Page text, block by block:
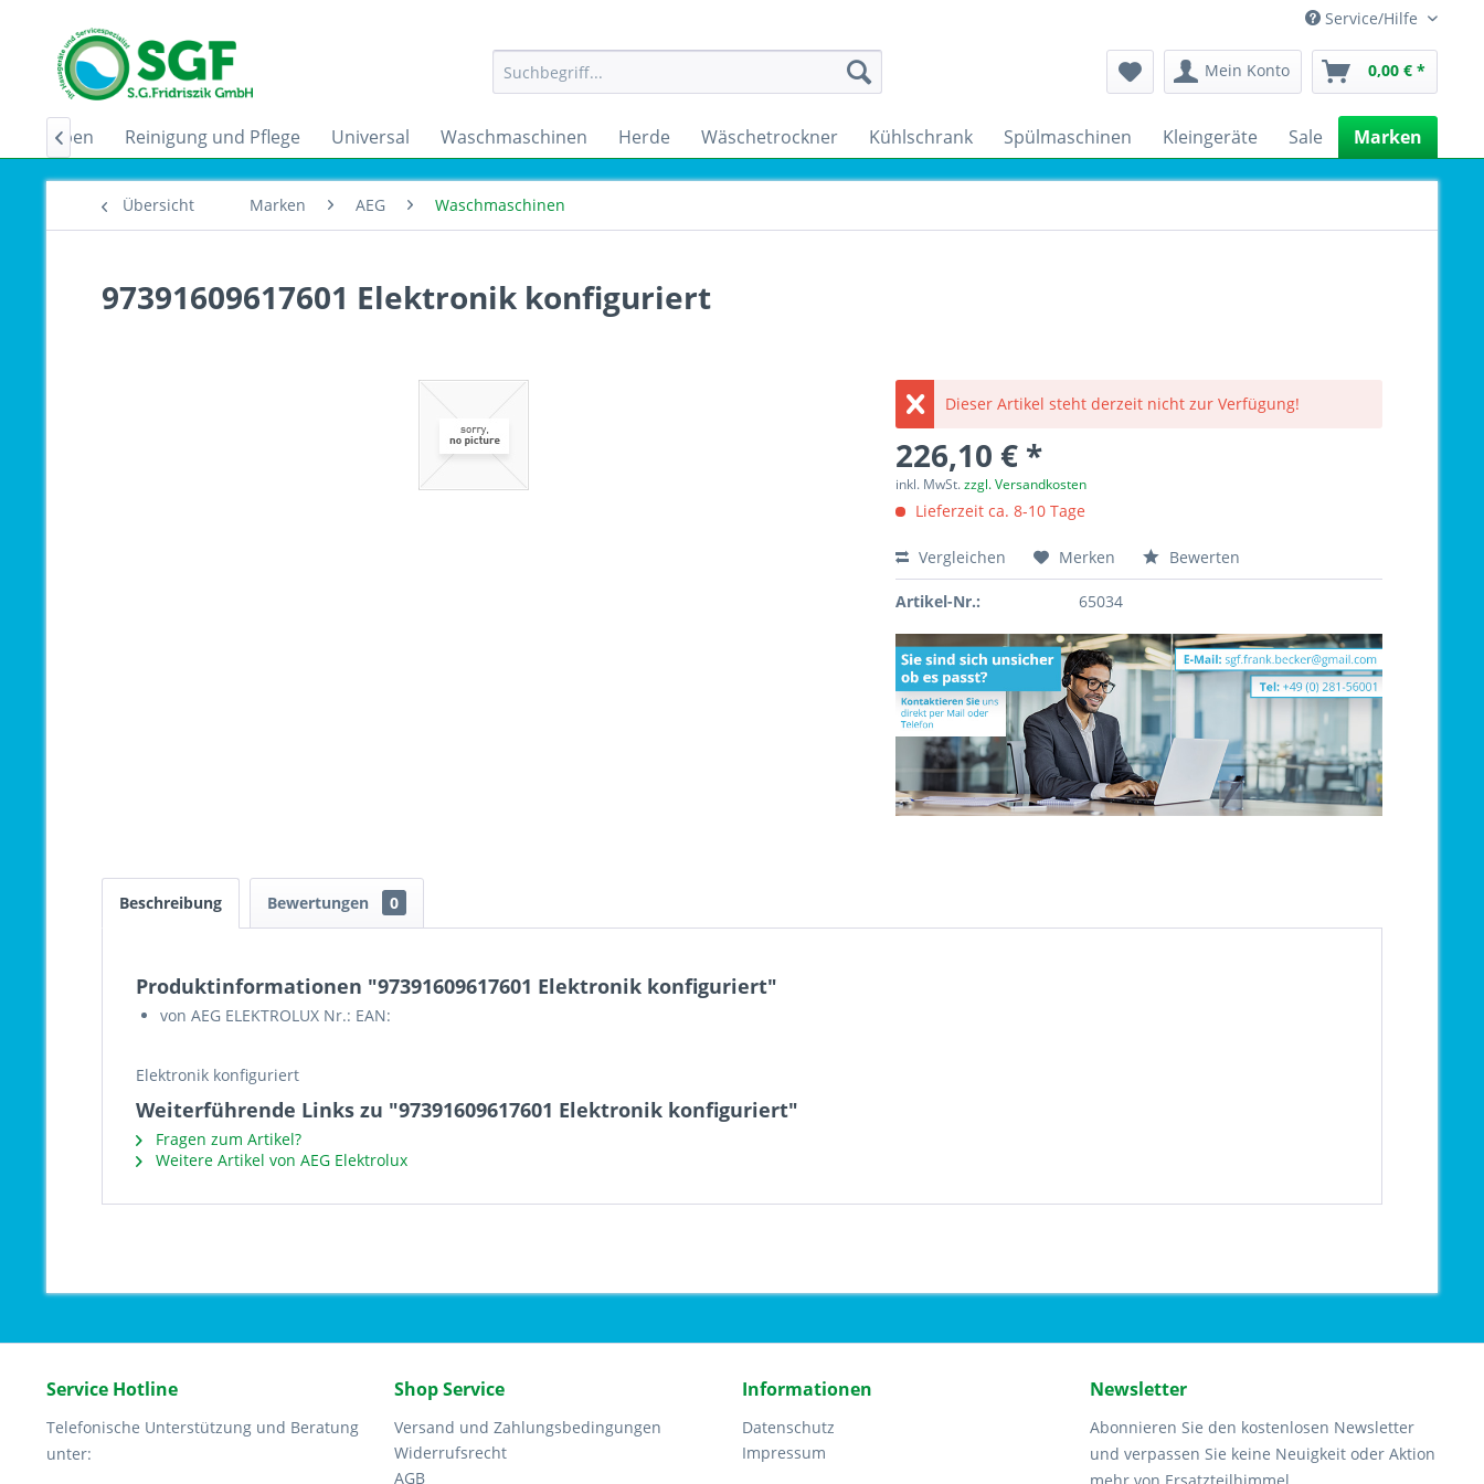
Service/Hilfe
Mein Konto 0,00 € *
Reinigung und Pflege Universal Waschmaschinen Herde Wäschetrockner Kühlschrank Spülmaschinen Kleingeräte Sale Marken

Übersicht Marken AEG Waschmaschinen
97391609617601 Elektronik konfiguriert
Dieser Artikel steht derzeit nicht zur Verfügung!
226,10 € *
inkl. MwSt.zzgl. Versandkosten
Lieferzeit ca. 8-10 Tage
Vergleichen Merken Bewerten
Artikel-Nr.: 65034
Beschreibung Bewertungen 0
Produktinformationen "97391609617601 Elektronik konfiguriert"
von AEG ELEKTROLUX Nr.: EAN:
Elektronik konfiguriert
Weiterführende Links zu "97391609617601 Elektronik konfiguriert"
Fragen zum Artikel?
Weitere Artikel von AEG Elektrolux
Service Hotline
Telefonische Unterstützung und Beratung
unter:
Shop Service
Versand und Zahlungsbedingungen
Widerrufsrecht
AGB
Informationen
Datenschutz
Impressum
Newsletter
Abonnieren Sie den kostenlosen Newsletter
und verpassen Sie keine Neuigkeit oder Aktion